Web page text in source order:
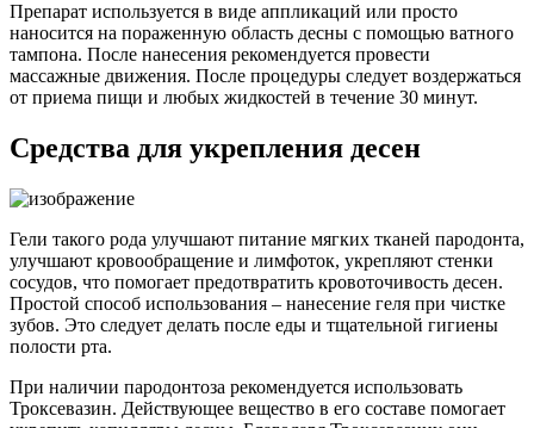
Препарат используется в виде аппликаций или просто
наносится на пораженную область десны с помощью ватного
тампона. После нанесения рекомендуется провести
массажные движения. После процедуры следует воздержаться
от приема пищи и любых жидкостей в течение 30 минут.
Средства для укрепления десен
Гели такого рода улучшают питание мягких тканей пародонта,
улучшают кровообращение и лимфоток, укрепляют стенки
сосудов, что помогает предотвратить кровоточивость десен.
Простой способ использования – нанесение геля при чистке
зубов. Это следует делать после еды и тщательной гигиены
полости рта.
При наличии пародонтоза рекомендуется использовать
Троксевазин. Действующее вещество в его составе помогает